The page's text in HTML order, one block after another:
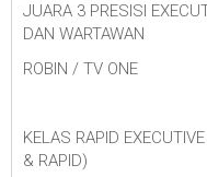
JUARA 3 PRESISI
DAN WARTAWAN
ROBIN / TV ONE
KELAS RAPID
& RAPID)